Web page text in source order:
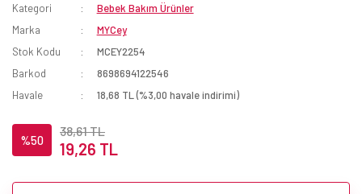
Kategori
Bebek Bakım Ürünler
Marka
MYCey
Stok Kodu
MCEY2254
Barkod
8698694122546
Havale
18,68 TL (%3,00 havale indirimi)
%50
38,61 TL
19,26 TL